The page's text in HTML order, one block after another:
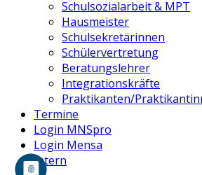
Schulsozialarbeit & MPT
Hausmeister
Schulsekretärinnen
Schülervertretung
Beratungslehrer
Integrationskräfte
Praktikanten/
Termine
Login MNSpro
Login Mensa
Intern